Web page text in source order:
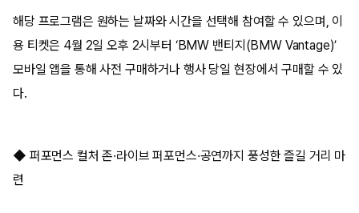
해당 프로그램은 원하는 날짜와 시간을 선택해 참여할 수 있으며, 이
용 티켓은 4월 2일 오후 2시부터 ‘BMW 밴티지(BMW Vantage)’
모바일 앱을 통해 사전 구매하거나 행사 당일 현장에서 구매할 수 있
다.
◆ 퍼포먼스 컬처 존·라이브 퍼포먼스·공연까지 풍성한 즐길 거리 마
련